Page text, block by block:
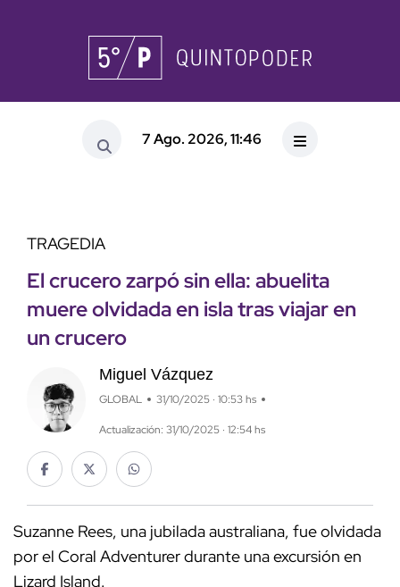
7 Ago. 2026, 11:46
TRAGEDIA
El crucero zarpó sin ella: abuelita
muere olvidada en isla tras viajar en
un crucero
Miguel Vázquez
GLOBAL 31/10/2025 · 10:53 hs
Actualización: 31/10/2025 · 12:54 hs
Suzanne Rees, una jubilada australiana, fue olvidada
por el Coral Adventurer durante una excursión en
Lizard Island.